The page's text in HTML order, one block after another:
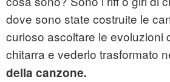
dove sono state costruite le
curioso ascoltare le evoluzioni
chitarra e vederlo trasformato
della canzone.